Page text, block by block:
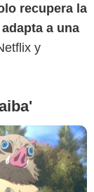
recupera la
a una
y